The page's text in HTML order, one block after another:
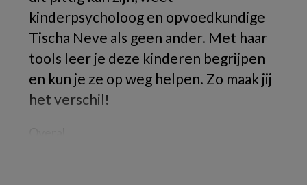
kinderpsycholoog en opvoedkundige
Tischa Neve als geen ander. Met haar
tools leer je deze kinderen begrijpen
en kun je ze op weg helpen. Zo maak jij
het verschil!